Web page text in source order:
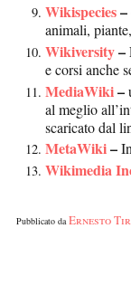
Wikispecies–
animali,
Wikiversity–
e corsi anche
MediaWiki–
al meglio
scaricato dal
MetaWiki–
Wikimedia
Pubblicato da Ernesto